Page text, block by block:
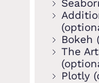
Bokeh
The
Plotly